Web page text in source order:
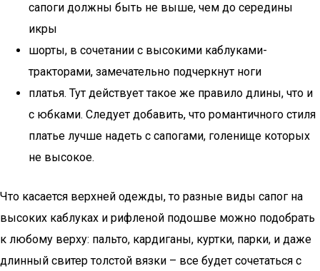
сапоги должны быть не выше, чем до середины
икры
шорты, в сочетании с высокими каблуками-
тракторами, замечательно подчеркнут ноги
платья. Тут действует такое же правило длины, что и
с юбками. Следует добавить, что романтичного стиля
платье лучше надеть с сапогами, голенище которых
не высокое.
Что касается верхней одежды, то разные виды сапог на
высоких каблуках и рифленой подошве можно подобрать
к любому верху: пальто, кардиганы, куртки, парки, и даже
длинный свитер толстой вязки – все будет сочетаться с